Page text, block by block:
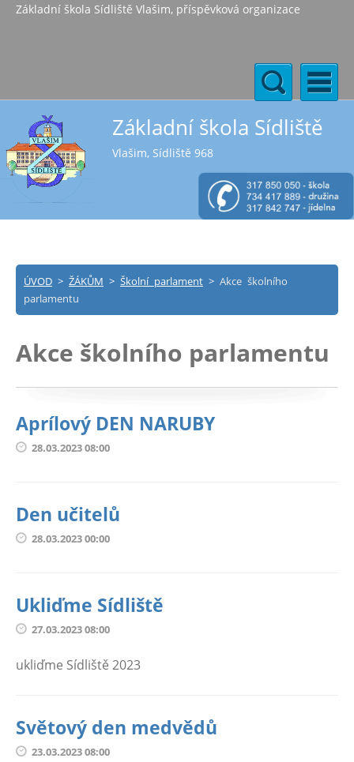
Základní škola Sídliště Vlašim, příspěvková organizace
Základní škola Sídliště
Vlašim, Sídliště 968
ÚVOD > ŽÁKŮM > Školní parlament > Akce školního
parlamentu
Akce školního parlamentu
Aprílový DEN NARUBY
28.03.2023 08:00
Den učitelů
28.03.2023 00:00
Ukliďme Sídliště
27.03.2023 08:00
ukliďme Sídliště 2023
Světový den medvědů
23.03.2023 08:00